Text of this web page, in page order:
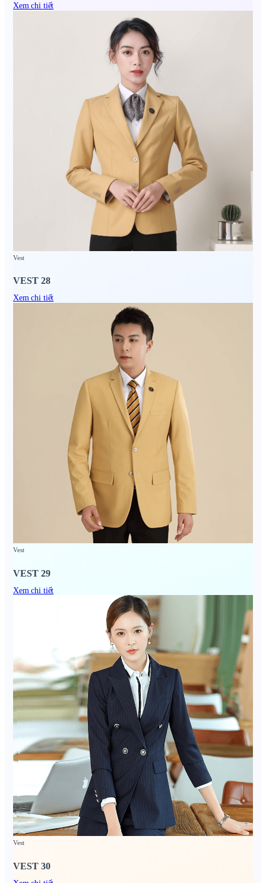
Xem chi tiết
Vest
VEST 28
Xem chi tiết
Vest
VEST 29
Xem chi tiết
Vest
VEST 30